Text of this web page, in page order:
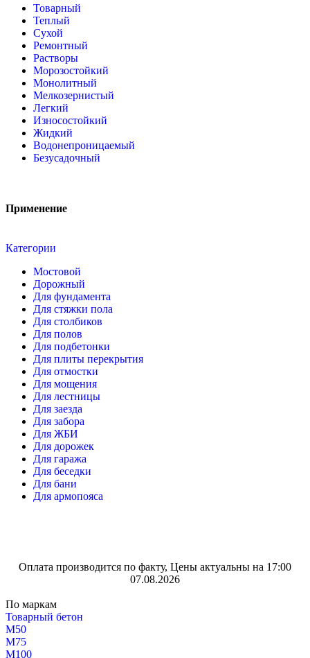
Товарный
Теплый
Сухой
Ремонтный
Растворы
Морозостойкий
Монолитный
Мелкозернистый
Легкий
Износостойкий
Жидкий
Водонепроницаемый
Безусадочный
Применение
Категории
Мостовой
Дорожный
Для фундамента
Для стяжки пола
Для столбиков
Для полов
Для подбетонки
Для плиты перекрытия
Для отмостки
Для мощения
Для лестницы
Для заезда
Для забора
Для ЖБИ
Для дорожек
Для гаража
Для беседки
Для бани
Для армопояса
Оплата производится по факту, Цены актуальны на 17:00
07.08.2026
По маркам
Товарный бетон
М50
М75
М100